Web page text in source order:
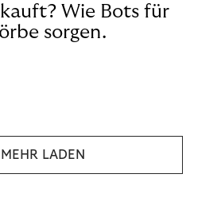
Wie Bots für
sorgen.
MEHR LADEN